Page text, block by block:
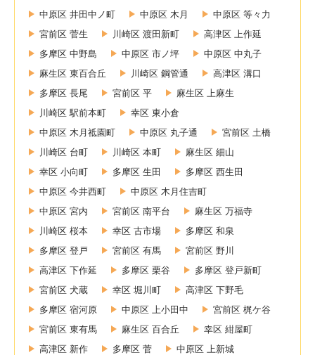
中原区 井田中ノ町 中原区 木月
中原区 等々力
宮前区 菅生
川崎区 渡田新町
高津区 上作延
多摩区 中野島
中原区 市ノ坪
中原区 中丸子
麻生区 東百合丘
川崎区 鋼管通
高津区 溝口
多摩区 長尾
宮前区 平
麻生区 上麻生
川崎区 駅前本町
幸区 東小倉
中原区 木月祗園町
中原区 丸子通
宮前区 土橋
川崎区 台町
川崎区 本町
麻生区 細山
幸区 小向町
多摩区 生田
多摩区 西生田
中原区 今井西町
中原区 木月住吉町
中原区 宮内
宮前区 南平台
麻生区 万福寺
川崎区 桜本
幸区 古市場
多摩区 和泉
多摩区 登戸
宮前区 有馬
宮前区 野川
高津区 下作延
多摩区 栗谷
多摩区 登戸新町
宮前区 犬蔵
幸区 堀川町
高津区 下野毛
多摩区 宿河原
中原区 上小田中
宮前区 梶ケ谷
宮前区 東有馬
麻生区 百合丘
幸区 紺屋町
高津区 新作
多摩区 菅
中原区 上新城